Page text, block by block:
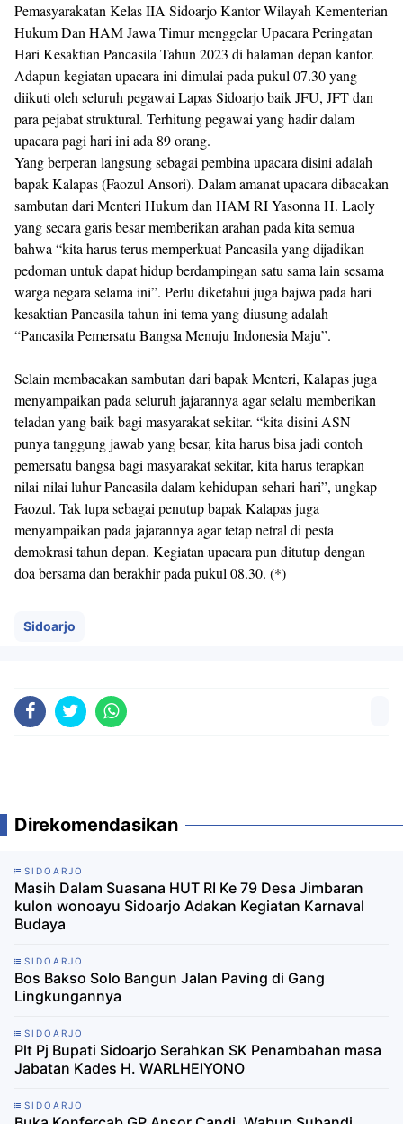
Pemasyarakatan Kelas IIA Sidoarjo Kantor Wilayah Kementerian
Hukum Dan HAM Jawa Timur menggelar Upacara Peringatan
Hari Kesaktian Pancasila Tahun 2023 di halaman depan kantor.
Adapun kegiatan upacara ini dimulai pada pukul 07.30 yang
diikuti oleh seluruh pegawai Lapas Sidoarjo baik JFU, JFT dan
para pejabat struktural. Terhitung pegawai yang hadir dalam
upacara pagi hari ini ada 89 orang.
Yang berperan langsung sebagai pembina upacara disini adalah
bapak Kalapas (Faozul Ansori). Dalam amanat upacara dibacakan
sambutan dari Menteri Hukum dan HAM RI Yasonna H. Laoly
yang secara garis besar memberikan arahan pada kita semua
bahwa “kita harus terus memperkuat Pancasila yang dijadikan
pedoman untuk dapat hidup berdampingan satu sama lain sesama
warga negara selama ini”. Perlu diketahui juga bajwa pada hari
kesaktian Pancasila tahun ini tema yang diusung adalah
“Pancasila Pemersatu Bangsa Menuju Indonesia Maju”.
Selain membacakan sambutan dari bapak Menteri, Kalapas juga
menyampaikan pada seluruh jajarannya agar selalu memberikan
teladan yang baik bagi masyarakat sekitar. “kita disini ASN
punya tanggung jawab yang besar, kita harus bisa jadi contoh
pemersatu bangsa bagi masyarakat sekitar, kita harus terapkan
nilai-nilai luhur Pancasila dalam kehidupan sehari-hari”, ungkap
Faozul. Tak lupa sebagai penutup bapak Kalapas juga
menyampaikan pada jajarannya agar tetap netral di pesta
demokrasi tahun depan. Kegiatan upacara pun ditutup dengan
doa bersama dan berakhir pada pukul 08.30. (*)
Sidoarjo
Direkomendasikan
SIDOARJO
Masih Dalam Suasana HUT RI Ke 79 Desa Jimbaran
kulon wonoayu Sidoarjo Adakan Kegiatan Karnaval
Budaya
SIDOARJO
Bos Bakso Solo Bangun Jalan Paving di Gang
Lingkungannya
SIDOARJO
Plt Pj Bupati Sidoarjo Serahkan SK Penambahan masa
Jabatan Kades H. WARLHEIYONO
SIDOARJO